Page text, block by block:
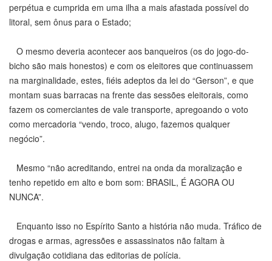
perpétua e cumprida em uma ilha a mais afastada possível do
litoral, sem ônus para o Estado;
O mesmo deveria acontecer aos banqueiros (os do jogo-do-
bicho são mais honestos) e com os eleitores que continuassem
na marginalidade, estes, fiéis adeptos da lei do “Gerson”, e que
montam suas barracas na frente das sessões eleitorais, como
fazem os comerciantes de vale transporte, apregoando o voto
como mercadoria “vendo, troco, alugo, fazemos qualquer
negócio”.
Mesmo “não acreditando, entrei na onda da moralização e
tenho repetido em alto e bom som: BRASIL, É AGORA OU
NUNCA”.
Enquanto isso no Espírito Santo a história não muda. Tráfico de
drogas e armas, agressões e assassinatos não faltam à
divulgação cotidiana das editorias de polícia.